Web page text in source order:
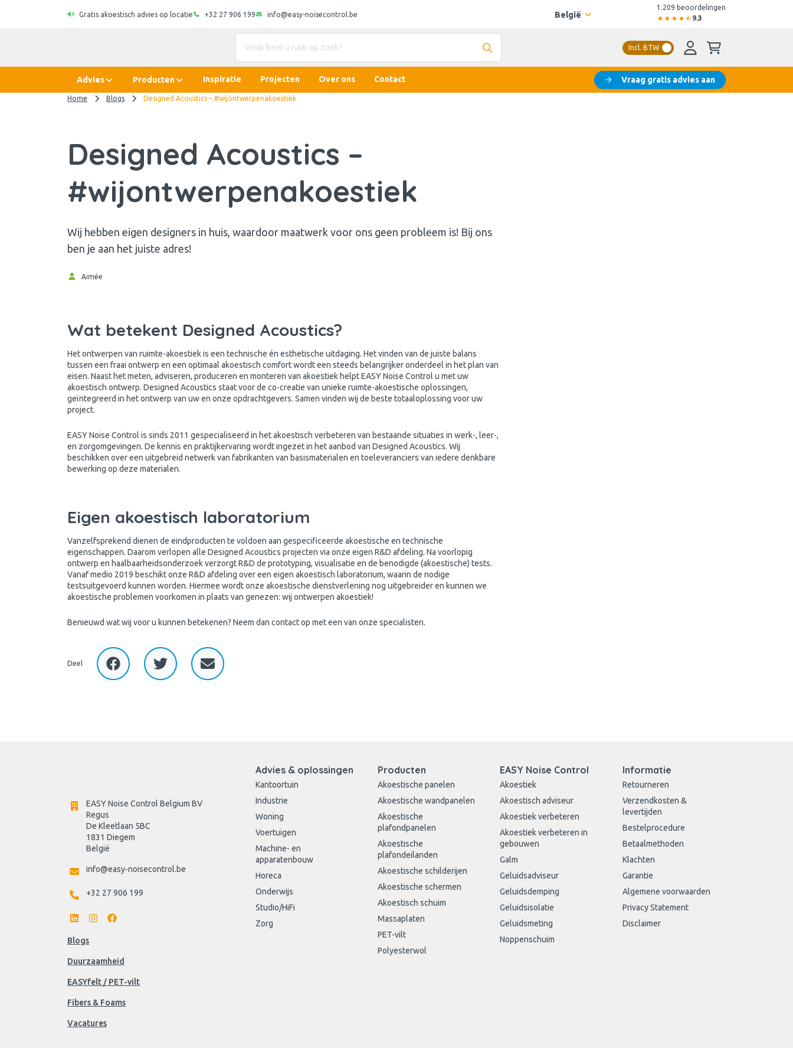
Gratis akoestisch advies op locatie +32 27 906 199 info@easy-noisecontrol.be België
1.209 beoordelingen
9.3
Incl. BTW
Advies Producten Inspiratie Projecten Over ons Contact Vraag gratis advies aan
Home Blogs Designed Acoustics – #wijontwerpenakoestiek
Designed Acoustics –
#wijontwerpenakoestiek
Wij hebben eigen designers in huis, waardoor maatwerk voor ons geen probleem is! Bij ons
ben je aan het juiste adres!
Aimée
Wat betekent Designed Acoustics?
Het ontwerpen van ruimte-akoestiek is een technische én esthetische uitdaging. Het vinden van de juiste balans
tussen een fraai ontwerp en een optimaal akoestisch comfort wordt een steeds belangrijker onderdeel in het plan van
eisen. Naast het meten, adviseren, produceren en monteren van akoestiek helpt EASY Noise Control u met uw
akoestisch ontwerp. Designed Acoustics staat voor de co-creatie van unieke ruimte-akoestische oplossingen,
geïntegreerd in het ontwerp van uw en onze opdrachtgevers. Samen vinden wij de beste totaaloplossing voor uw
project.
EASY Noise Control is sinds 2011 gespecialiseerd in het akoestisch verbeteren van bestaande situaties in werk-, leer-,
en zorgomgevingen. De kennis en praktijkervaring wordt ingezet in het aanbod van Designed Acoustics. Wij
beschikken over een uitgebreid netwerk van fabrikanten van basismaterialen en toeleveranciers van iedere denkbare
bewerking op deze materialen.
Eigen akoestisch laboratorium
Vanzelfsprekend dienen de eindproducten te voldoen aan gespecificeerde akoestische en technische
eigenschappen. Daarom verlopen alle Designed Acoustics projecten via onze eigen R&D afdeling. Na voorlopig
ontwerp en haalbaarheidsonderzoek verzorgt R&D de prototyping, visualisatie en de benodigde (akoestische) tests.
Vanaf medio 2019 beschikt onze R&D afdeling over een eigen akoestisch laboratorium, waarin de nodige
testsuitgevoerd kunnen worden. Hiermee wordt onze akoestische dienstverlening nog uitgebreider en kunnen we
akoestische problemen voorkomen in plaats van genezen: wij ontwerpen akoestiek!
Benieuwd wat wij voor u kunnen betekenen? Neem dan contact op met een van onze specialisten.
Deel
EASY Noise Control Belgium BV
Regus
De Kleetlaan 5BC
1831 Diegem
België
info@easy-noisecontrol.be
+32 27 906 199
Blogs
Duurzaamheid
EASYfelt / PET-vilt
Fibers & Foams
Vacatures
Advies & oplossingen
Kantoortuin
Industrie
Woning
Voertuigen
Machine- en
apparatenbouw
Horeca
Onderwijs
Studio/HiFi
Zorg
Producten
Akoestische panelen
Akoestische wandpanelen
Akoestische
plafondpanelen
Akoestische
plafondeilanden
Akoestische schilderijen
Akoestische schermen
Akoestisch schuim
Massaplaten
PET-vilt
Polyesterwol
EASY Noise Control
Akoestiek
Akoestisch adviseur
Akoestiek verbeteren
Akoestiek verbeteren in
gebouwen
Galm
Geluidsadviseur
Geluidsdemping
Geluidsisolatie
Geluidsmeting
Noppenschuim
Informatie
Retourneren
Verzendkosten &
levertijden
Bestelprocedure
Betaalmethoden
Klachten
Garantie
Algemene voorwaarden
Privacy Statement
Disclaimer